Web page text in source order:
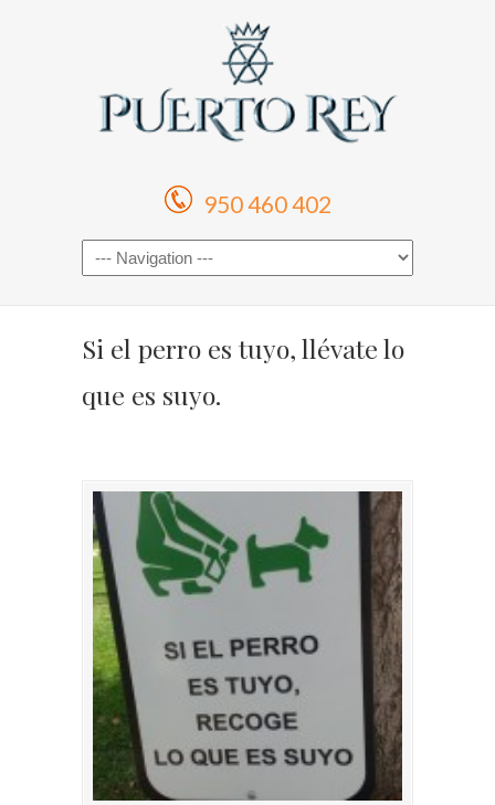
950 460 402
Si el perro es tuyo, llévate lo
que es suyo.